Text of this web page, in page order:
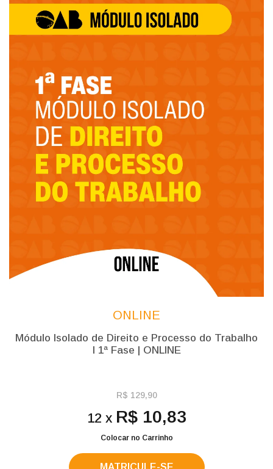
ONLINE
Módulo Isolado de Direito e Processo do Trabalho
l 1ª Fase | ONLINE
R$ 129,90
12 x R$ 10,83
Colocar no Carrinho